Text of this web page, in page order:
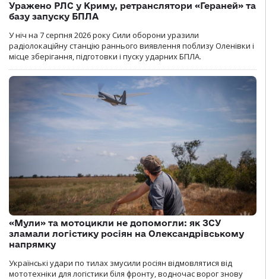
Уражено РЛС у Криму, ретранслятори «Гераней» та
базу запуску БПЛА
У ніч на 7 серпня 2026 року Сили оборони уразили
радіолокаційну станцію раннього виявлення поблизу Оленівки і
місце зберігання, підготовки і пуску ударних БПЛА.
«Мули» та мотоцикли не допомогли: як ЗСУ
зламали логістику росіян на Олександрівському
напрямку
Українські удари по тилах змусили росіян відмовлятися від
мототехніки для логістики біля фронту, водночас ворог знову